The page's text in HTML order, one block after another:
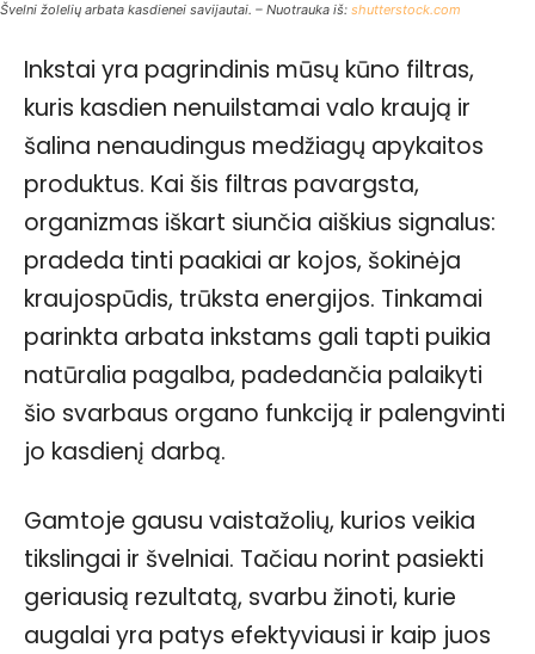
Švelni žolelių arbata kasdienei savijautai. – Nuotrauka iš: shutterstock.com
Inkstai yra pagrindinis mūsų kūno filtras,
kuris kasdien nenuilstamai valo kraują ir
šalina nenaudingus medžiagų apykaitos
produktus. Kai šis filtras pavargsta,
organizmas iškart siunčia aiškius signalus:
pradeda tinti paakiai ar kojos, šokinėja
kraujospūdis, trūksta energijos. Tinkamai
parinkta arbata inkstams gali tapti puikia
natūralia pagalba, padedančia palaikyti
šio svarbaus organo funkciją ir palengvinti
jo kasdienį darbą.
Gamtoje gausu vaistažolių, kurios veikia
tikslingai ir švelniai. Tačiau norint pasiekti
geriausią rezultatą, svarbu žinoti, kurie
augalai yra patys efektyviausi ir kaip juos